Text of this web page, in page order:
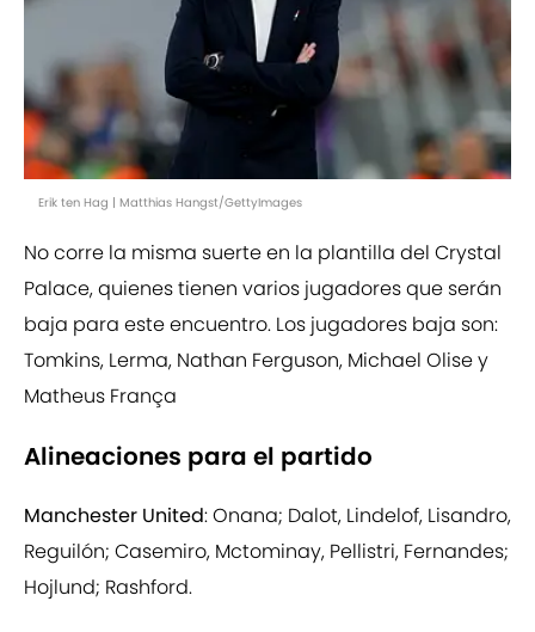
Erik ten Hag | Matthias Hangst/GettyImages
No corre la misma suerte en la plantilla del Crystal
Palace, quienes tienen varios jugadores que serán
baja para este encuentro. Los jugadores baja son:
Tomkins, Lerma, Nathan Ferguson, Michael Olise y
Matheus França
Alineaciones para el partido
Manchester United: Onana; Dalot, Lindelof, Lisandro,
Reguilón; Casemiro, Mctominay, Pellistri, Fernandes;
Hojlund; Rashford.